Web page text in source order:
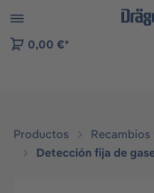
to B2B platform
0,00 €*
Productos
Detección fija de